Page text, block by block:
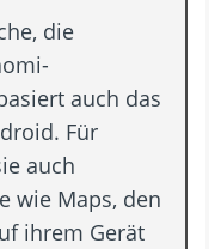
die
auch das
Für
auch
wie Maps, den
ihrem Gerät